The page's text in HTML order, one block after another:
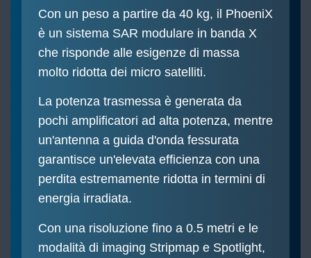
Con un peso a partire da 40 kg, il PhoeniX
è un sistema SAR modulare in banda X
che risponde alle esigenze di massa
molto ridotta dei micro satelliti.
La potenza trasmessa è generata da
pochi amplificatori ad alta potenza, mentre
un'antenna a guida d'onda fessurata
garantisce un'elevata efficienza con una
perdita estremamente ridotta in termini di
energia irradiata.
Con una risoluzione fino a 0.5 metri e le
modalità di imaging Stripmap e Spotlight,